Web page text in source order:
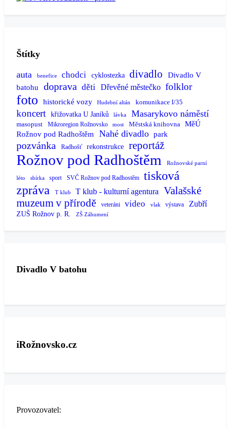
Štítky
auta
benefice chodci cyklostezka divadlo
Divadlo V
batohu
doprava děti Dřevěné městečko folklor
foto historické vozy Hudební altán komunikace I/35
koncert křižovatka U Janíků lávka Masarykovo náměstí
masopust Mikroregion Rožnovsko most Městská knihovna
MěÚ
Rožnov pod Radhoštěm
Nahé divadlo park
pozvánka Radhošť rekonstrukce reportáž
Rožnov pod Radhoštěm Rožnovské parní
léto sbírka sport SVČ Rožnov pod Radhostěm
tisková
zpráva
T klub T klub - kulturní agentura
Valašské
muzeum v přírodě
veteráni video vlak výstava Zubří
ZUŠ Rožnov p. R. ZŠ Záhumení
Divadlo V batohu
iRožnovsko.cz
Provozovatel: